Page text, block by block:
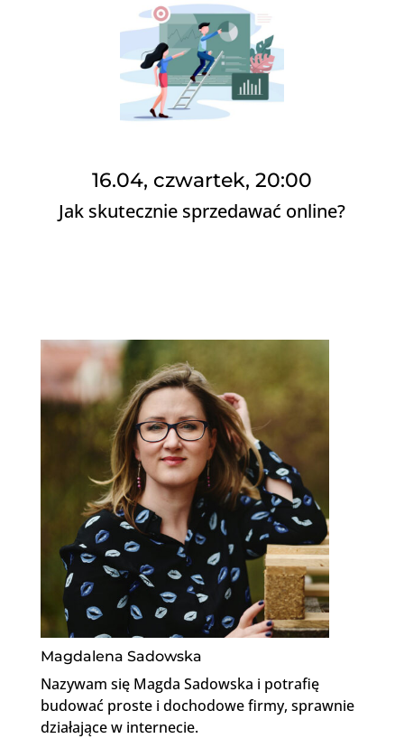
16.04, czwartek, 20:00
Jak skutecznie sprzedawać online?
Magdalena Sadowska
Nazywam się Magda Sadowska i potrafię
budować proste i dochodowe firmy, sprawnie
działające w internecie.